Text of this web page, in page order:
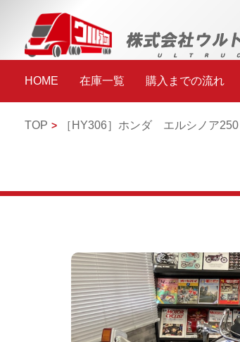
HOME 在庫一覧 購入までの流れ
TOP ［HY306］ ホンダ エルシノア250